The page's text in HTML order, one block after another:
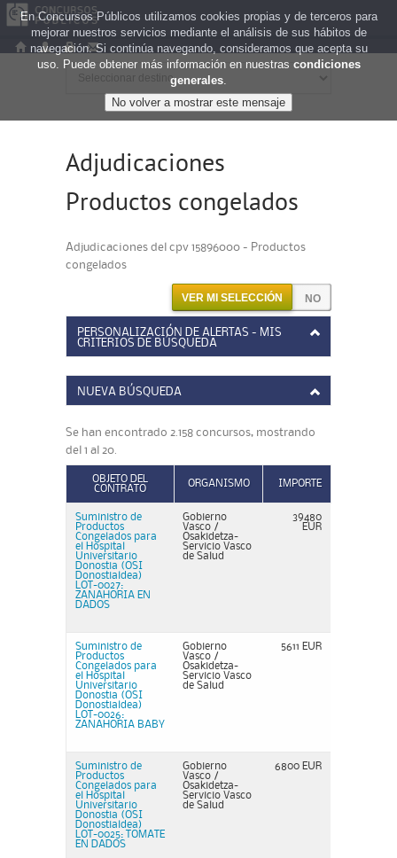
Adjudicaciones
Productos congelados
Adjudicaciones del cpv 15896000 - Productos
congelados
VER MI SELECCIÓN
PERSONALIZACIÓN DE ALERTAS - MIS
CRITERIOS DE BÚSQUEDA
NUEVA BÚSQUEDA
Se han encontrado 2.158 concursos, mostrando
del 1 al 20.
OBJETO DEL
CONTRATO
ORGANISMO IMPORTE
Suministro de
Productos
Congelados para
el Hospital
Universitario
Donostia (OSI
Donostialdea)
LOT-0027:
ZANAHORIA EN
DADOS
Gobierno
Vasco /
Osakidetza-
Servicio Vasco
de Salud
39480
EUR
Suministro de
Productos
Congelados para
el Hospital
Universitario
Donostia (OSI
Donostialdea)
LOT-0026:
ZANAHORIA BABY
Gobierno
Vasco /
Osakidetza-
Servicio Vasco
de Salud
5611 EUR
Suministro de
Productos
Congelados para
el Hospital
Universitario
Donostia (OSI
Donostialdea)
LOT-0025: TOMATE
EN DADOS
Gobierno
Vasco /
Osakidetza-
Servicio Vasco
de Salud
6800 EUR
En Concursos Públicos utilizamos cookies propias y de terceros para
mejorar nuestros servicios mediante el análisis de sus hábitos de
navegación. Si continúa navegando, consideramos que acepta su
uso. Puede obtener más información en nuestras condiciones
generales.